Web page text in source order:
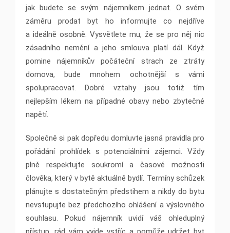
jak budete se svým nájemníkem jednat. O svém
záměru prodat byt ho informujte co nejdříve
a ideálně osobně. Vysvětlete mu, že se pro něj nic
zásadního nemění a jeho smlouva platí dál. Když
pomine nájemníkův počáteční strach ze ztráty
domova, bude mnohem ochotnější s vámi
spolupracovat. Dobré vztahy jsou totiž tím
nejlepším lékem na případné obavy nebo zbytečné
napětí.
Společně si pak dopředu domluvte jasná pravidla pro
pořádání prohlídek s potenciálními zájemci. Vždy
plně respektujte soukromí a časové možnosti
člověka, který v bytě aktuálně bydlí. Termíny schůzek
plánujte s dostatečným předstihem a nikdy do bytu
nevstupujte bez předchozího ohlášení a výslovného
souhlasu. Pokud nájemník uvidí váš ohleduplný